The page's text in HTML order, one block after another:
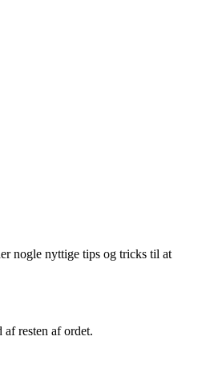
nogle nyttige tips og tricks til at
resten af ordet.